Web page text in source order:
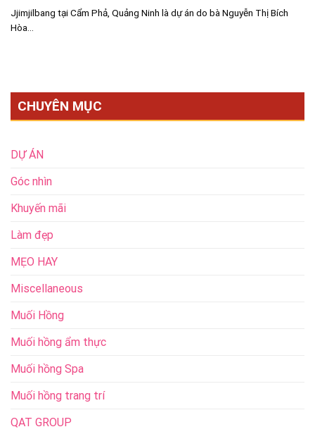
Jjimjilbang tại Cẩm Phả, Quảng Ninh là dự án do bà Nguyễn Thị Bích
Hòa...
CHUYÊN MỤC
DỰ ÁN
Góc nhìn
Khuyến mãi
Làm đẹp
MẸO HAY
Miscellaneous
Muối Hồng
Muối hồng ẩm thực
Muối hồng Spa
Muối hồng trang trí
QAT GROUP